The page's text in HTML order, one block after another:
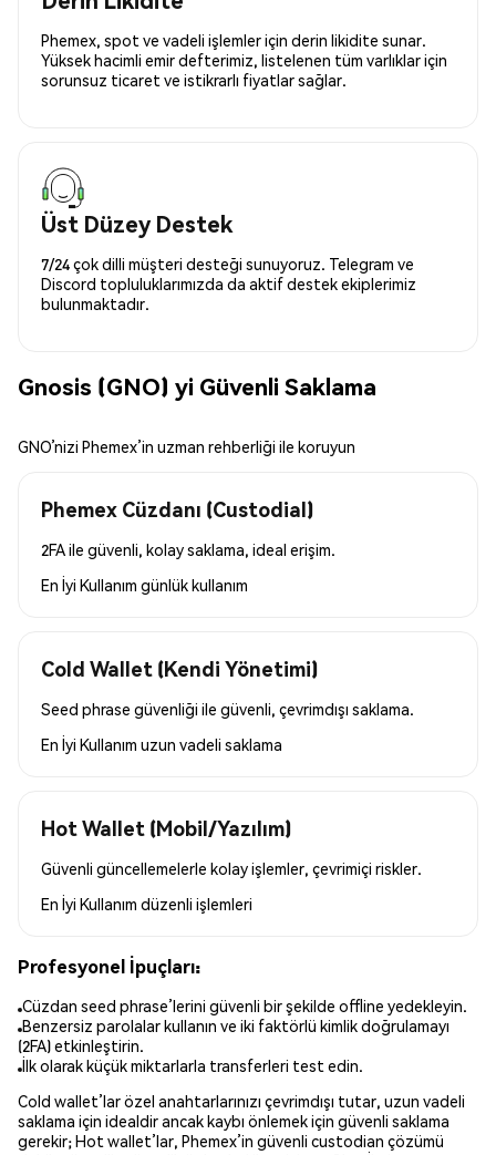
Phemex, spot ve vadeli işlemler için derin likidite sunar.
Yüksek hacimli emir defterimiz, listelenen tüm varlıklar için
sorunsuz ticaret ve istikrarlı fiyatlar sağlar.
Üst Düzey Destek
7/24 çok dilli müşteri desteği sunuyoruz. Telegram ve
Discord topluluklarımızda da aktif destek ekiplerimiz
bulunmaktadır.
Gnosis (GNO) yi Güvenli Saklama
GNO’nizi Phemex’in uzman rehberliği ile koruyun
Phemex Cüzdanı (Custodial)
2FA ile güvenli, kolay saklama, ideal erişim.
En İyi Kullanım günlük kullanım
Cold Wallet (Kendi Yönetimi)
Seed phrase güvenliği ile güvenli, çevrimdışı saklama.
En İyi Kullanım uzun vadeli saklama
Hot Wallet (Mobil/Yazılım)
Güvenli güncellemelerle kolay işlemler, çevrimiçi riskler.
En İyi Kullanım düzenli işlemleri
Profesyonel İpuçları:
Cüzdan seed phrase’lerini güvenli bir şekilde offline yedekleyin.
Benzersiz parolalar kullanın ve iki faktörlü kimlik doğrulamayı
(2FA) etkinleştirin.
İlk olarak küçük miktarlarla transferleri test edin.
Cold wallet’lar özel anahtarlarınızı çevrimdışı tutar, uzun vadeli
saklama için idealdir ancak kaybı önlemek için güvenli saklama
gerekir; Hot wallet’lar, Phemex’in güvenli custodian çözümü